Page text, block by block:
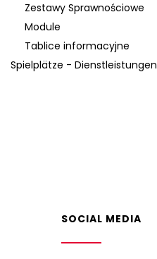
Zestawy Sprawnościowe
Module
Tablice informacyjne
Spielplätze - Dienstleistungen
SOCIAL MEDIA